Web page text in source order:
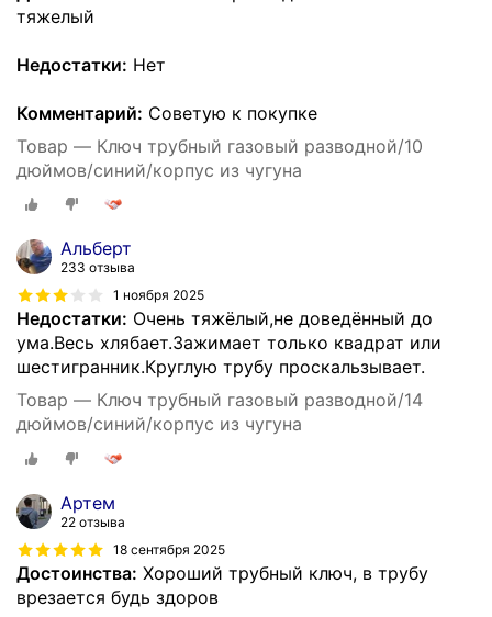
тяжелый
Недостатки: Нет
Комментарий: Советую к покупке
Товар — Ключ трубный газовый разводной/10
дюймов/синий/корпус из чугуна
Альберт
233 отзыва
1 ноября 2025
Недостатки: Очень тяжёлый,не доведённый до
ума.Весь хлябает.Зажимает только квадрат или
шестигранник.Круглую трубу проскальзывает.
Товар — Ключ трубный газовый разводной/14
дюймов/синий/корпус из чугуна
Артем
22 отзыва
18 сентября 2025
Достоинства: Хороший трубный ключ, в трубу
врезается будь здоров